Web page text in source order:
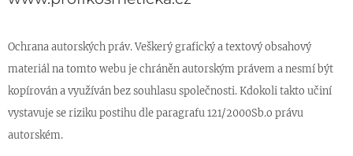
Ochrana autorských práv. Veškerý grafický a textový obsahový
materiál na tomto webu je chráněn autorským právem a nesmí být
kopírován a využíván bez souhlasu společnosti. Kdokoli takto učiní
vystavuje se riziku postihu dle paragrafu 121/2000Sb.o právu
autorském.